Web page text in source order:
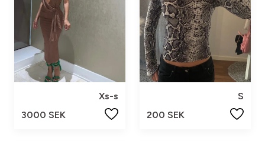
Xs-s
3000 SEK
S
200 SEK